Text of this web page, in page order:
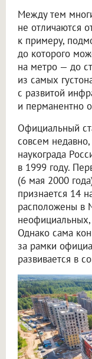
Между тем
не отличаются
к примеру,
до которого
на метро — до
из самых
с развитой
и перманентно
Официальный
совсем
наукограда
в 1999 году.
(6 мая 2000
признается 14
расположены в
Однако сама
за рамки
развивается в